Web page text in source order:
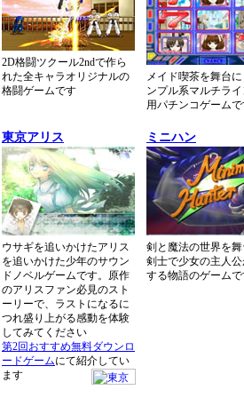
2D格闘ツクール2ndで作ら
れた全キャラオリジナルの
格闘ゲームです
メイド喫茶を舞台
ンプル系マルチラ
用パチンコゲーム
東京アリス
ウサギを追いかけたアリス
を追いかけた少年のサウン
ドノベルゲームです。原作
のアリスファン必見のスト
ーリーで、ラストになるに
つれ盛り上がる感動を体験
してみてください
第2回おすすめ無料ダウンロ
ードゲームにて紹介してい
ます
ミニハン
剣と魔法の世界を
剣士で少女の主人
する物語のゲーム